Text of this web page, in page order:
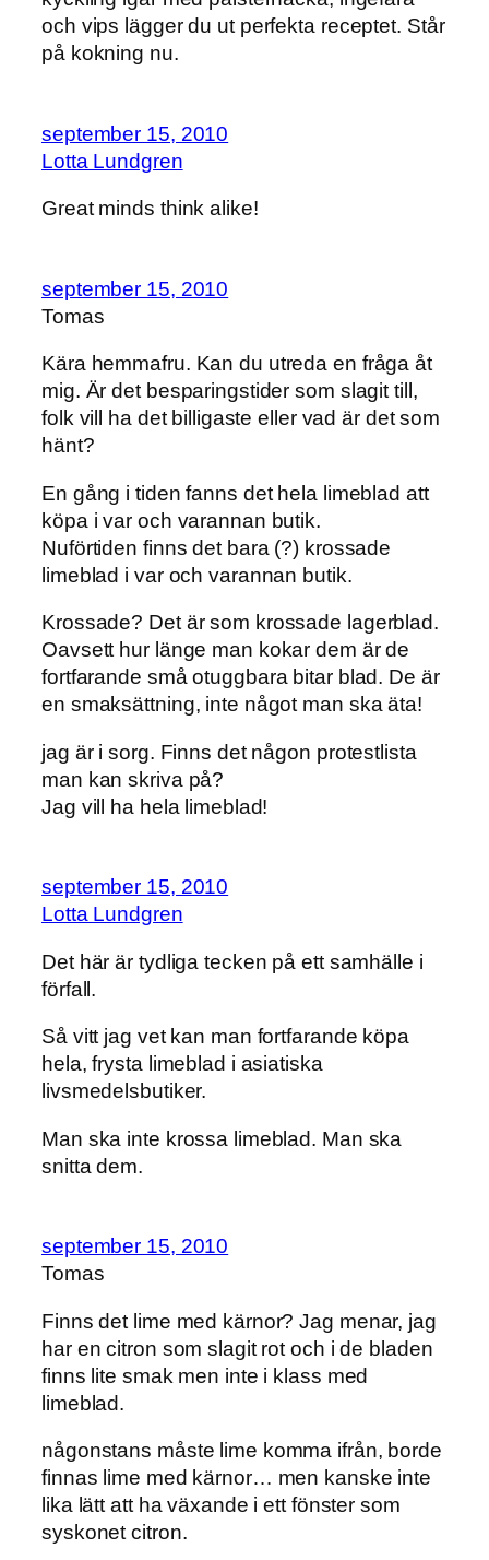
och vips lägger du ut perfekta receptet. Står
på kokning nu.
september 15, 2010
Lotta Lundgren
Great minds think alike!
september 15, 2010
Tomas
Kära hemmafru. Kan du utreda en fråga åt
mig. Är det besparingstider som slagit till,
folk vill ha det billigaste eller vad är det som
hänt?
En gång i tiden fanns det hela limeblad att
köpa i var och varannan butik.
Nuförtiden finns det bara (?) krossade
limeblad i var och varannan butik.
Krossade? Det är som krossade lagerblad.
Oavsett hur länge man kokar dem är de
fortfarande små otuggbara bitar blad. De är
en smaksättning, inte något man ska äta!
jag är i sorg. Finns det någon protestlista
man kan skriva på?
Jag vill ha hela limeblad!
september 15, 2010
Lotta Lundgren
Det här är tydliga tecken på ett samhälle i
förfall.
Så vitt jag vet kan man fortfarande köpa
hela, frysta limeblad i asiatiska
livsmedelsbutiker.
Man ska inte krossa limeblad. Man ska
snitta dem.
september 15, 2010
Tomas
Finns det lime med kärnor? Jag menar, jag
har en citron som slagit rot och i de bladen
finns lite smak men inte i klass med
limeblad.
någonstans måste lime komma ifrån, borde
finnas lime med kärnor… men kanske inte
lika lätt att ha växande i ett fönster som
syskonet citron.